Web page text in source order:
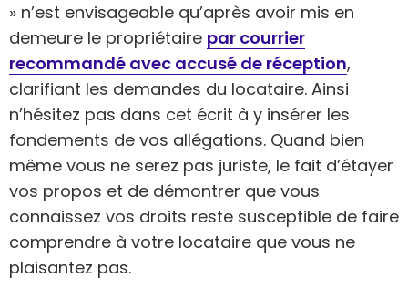
» n’est envisageable qu’après avoir mis en
demeure le propriétaire par courrier
recommandé avec accusé de réception,
clarifiant les demandes du locataire. Ainsi
n’hésitez pas dans cet écrit à y insérer les
fondements de vos allégations. Quand bien
même vous ne serez pas juriste, le fait d’étayer
vos propos et de démontrer que vous
connaissez vos droits reste susceptible de faire
comprendre à votre locataire que vous ne
plaisantez pas.